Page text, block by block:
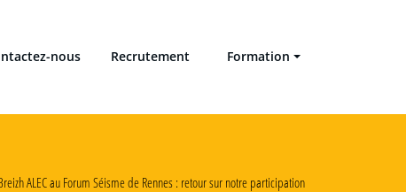
nous Recrutement Formation
ALEC au Forum Séisme de Rennes : retour sur notre participation